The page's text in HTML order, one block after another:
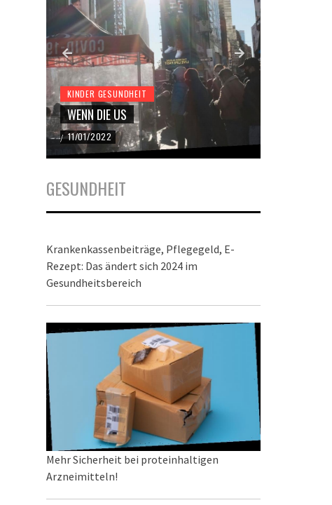
KINDER GESUNDHEIT
WENN DIE US
/ 11/01/2022
GESUNDHEIT
Krankenkassenbeiträge, Pflegegeld, E-
Rezept: Das ändert sich 2024 im
Gesundheitsbereich
Mehr Sicherheit bei proteinhaltigen
Arzneimitteln!